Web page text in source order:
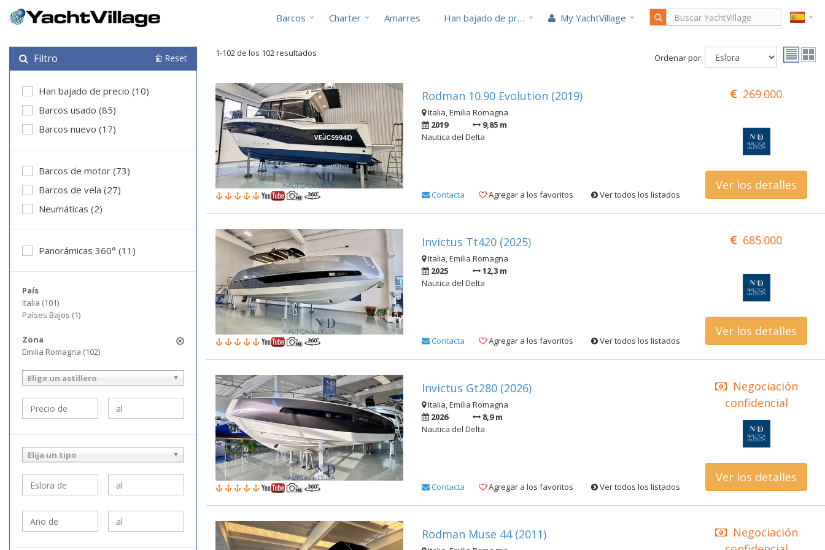
Barcos Charter Amarres Han bajado de precio My YachtVillage
Filtro Reset
Han bajado de precio (10)
Barcos usado (85)
Barcos nuevo (17)
Barcos de motor (73)
Barcos de vela (27)
Neumáticas (2)
Panorámicas 360° (11)
País
Italia (101)
Países Bajos (1)
Zona
Emilia Romagna (102)
Elige un astillero
Elija un tipo
1-102 de los 102 resultados Ordenar por:
Rodman 10.90 Evolution (2019) 269.000
Italia, Emilia Romagna
2019
9,85 m
Nautica del Delta
Contacta Agregar a los favoritos Ver todos los listados
Ver los detalles
Invictus Tt420 (2025) 685.000
Italia, Emilia Romagna
2025
12,3 m
Nautica del Delta
Contacta Agregar a los favoritos Ver todos los listados
Ver los detalles
Invictus Gt280 (2026)
Negociación
confidencial
Italia, Emilia Romagna
2026
8,9 m
Nautica del Delta
Contacta Agregar a los favoritos Ver todos los listados
Ver los detalles
Rodman Muse 44 (2011)
Negociación